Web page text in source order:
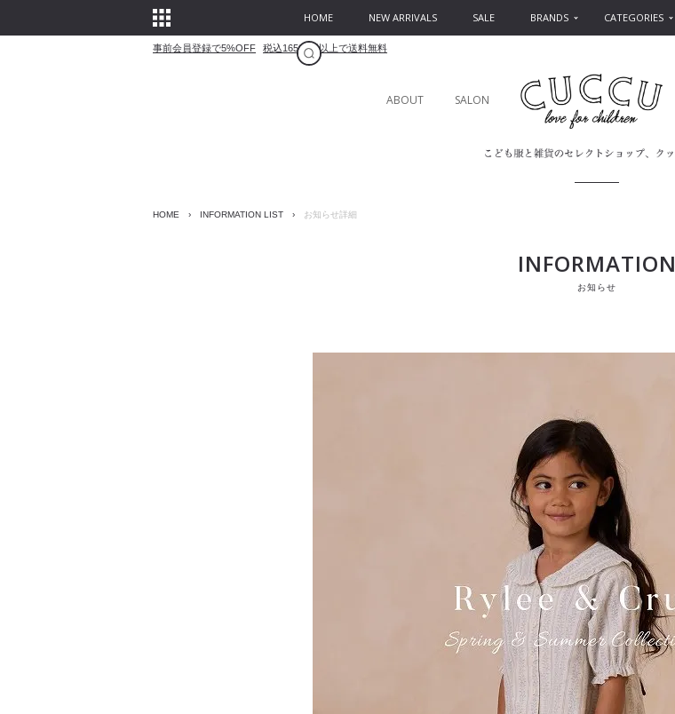
HOME NEW ARRIVALS SALE BRANDS CATEGORIES
事前会員登録で5%OFF 税込16500円以上で送料無料
ABOUT SALON
HOME › INFORMATION LIST › お知らせ詳細
INFORMATION
お知らせ